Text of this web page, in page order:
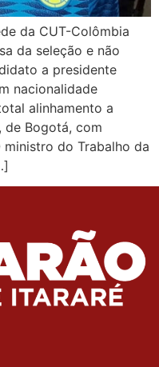
da CUT-Colômbia
da seleção e não
a presidente
nacionalidade
alinhamento a
de Bogotá, com
do Trabalho da